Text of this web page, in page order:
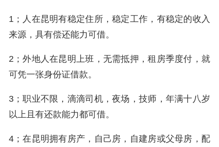
1；人在昆明有稳定住所，稳定工作，有稳定的收入
来源，具有偿还能力可借。
2；外地人在昆明上班，无需抵押，租房季度付，就
可凭一张身份证借款。
3；职业不限，滴滴司机，夜场，技师，年满十八岁
以上且有还款能力都可借。
4；在昆明拥有房产，自己房，自建房或父母房，配